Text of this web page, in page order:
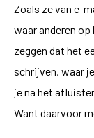
Zoals ze van e-
waar anderen
zeggen dat het
schrijven, waar
je na het
Want daarvoor